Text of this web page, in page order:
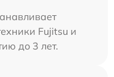
Fujitsu и
до 3 лет.